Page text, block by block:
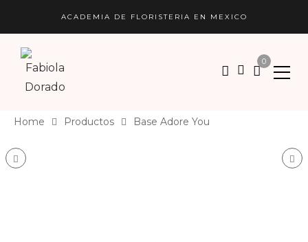
ACADEMIA DE FLORISTERIA EN MEXICO
0
Home Productos Base Adore You
Product navigation
Box Lovely